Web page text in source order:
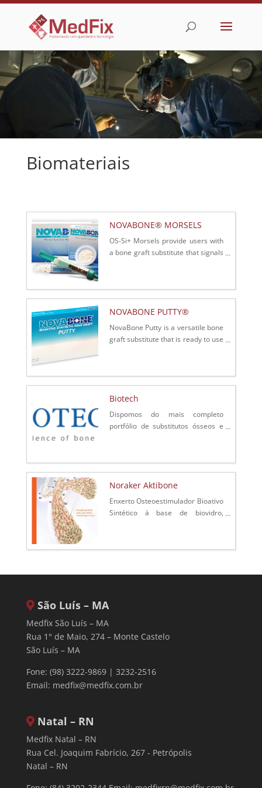
Biomateriais
NOVABONE® MORSELS
OS-Si+ Morsels provide users with
a bone graft substitute that signals
interconnected pores for...
NOVABONE PUTTY®
NovaBone Putty is a versatile bone
graft substitute that is ready to use
characteristics that will save time
and improve...
Biotech
Dispomos do mais completo
portfólio de substitutos ósseos e
de obtenção exclusivo, Zymo Teck
,trata-se de um...
Noraker Aktibone
Enxerto Osteoestimulador Bioativo
Sintético à base de biovidro,
óssea somente onde é necessário,
São Luís – MA
Medfix São Luís – MA
Rua 1° de Maio, 274 – Monte Castelo
São Luís – MA
Fone: (98) 3222-9869 | 3232-2516
Email: medfix@medfix.com.br
Natal – RN
Medfix Natal – RN
Rua Cel. Joaquim Fabrício, 267 - Petrópolis
Natal – RN